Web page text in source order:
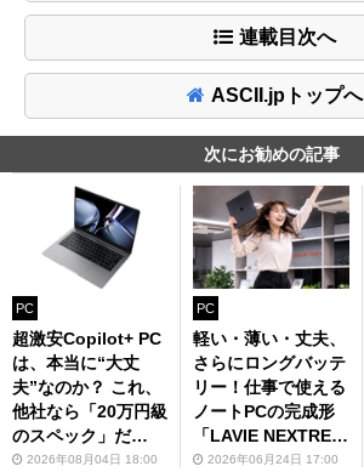
連載目次へ
ASCII.jpトップへ
次にお勧めの記事
PC
超激安Copilot+ PC
は、本当に“大丈
夫”なのか？ これ、
他社なら「20万円級
のスペック」だ
が……CoreBook Ai
2026年08月04日 18:00
PC
軽い・薄い・丈夫、
さらにロングバッテ
リー！仕事で使える
ノートPCの完成形
「LAVIE NEXTREM
E」2026年06月24日 17:00